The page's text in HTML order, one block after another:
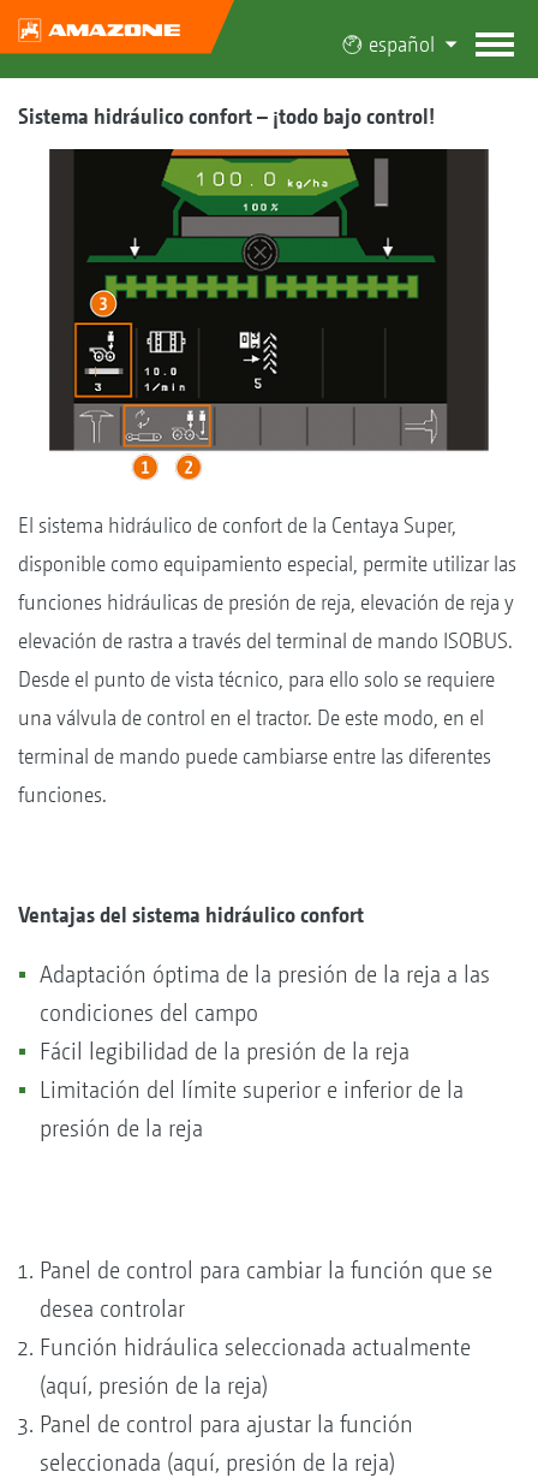
español
Sistema hidráulico confort – ¡todo bajo control!
El sistema hidráulico de confort de la Centaya Super,
disponible como equipamiento especial, permite utilizar las
funciones hidráulicas de presión de reja, elevación de reja y
elevación de rastra a través del terminal de mando ISOBUS.
Desde el punto de vista técnico, para ello solo se requiere
una válvula de control en el tractor. De este modo, en el
terminal de mando puede cambiarse entre las diferentes
funciones.
Ventajas del sistema hidráulico confort
Adaptación óptima de la presión de la reja a las
condiciones del campo
Fácil legibilidad de la presión de la reja
Limitación del límite superior e inferior de la
presión de la reja
Panel de control para cambiar la función que se
desea controlar
Función hidráulica seleccionada actualmente
(aquí, presión de la reja)
Panel de control para ajustar la función
seleccionada (aquí, presión de la reja)